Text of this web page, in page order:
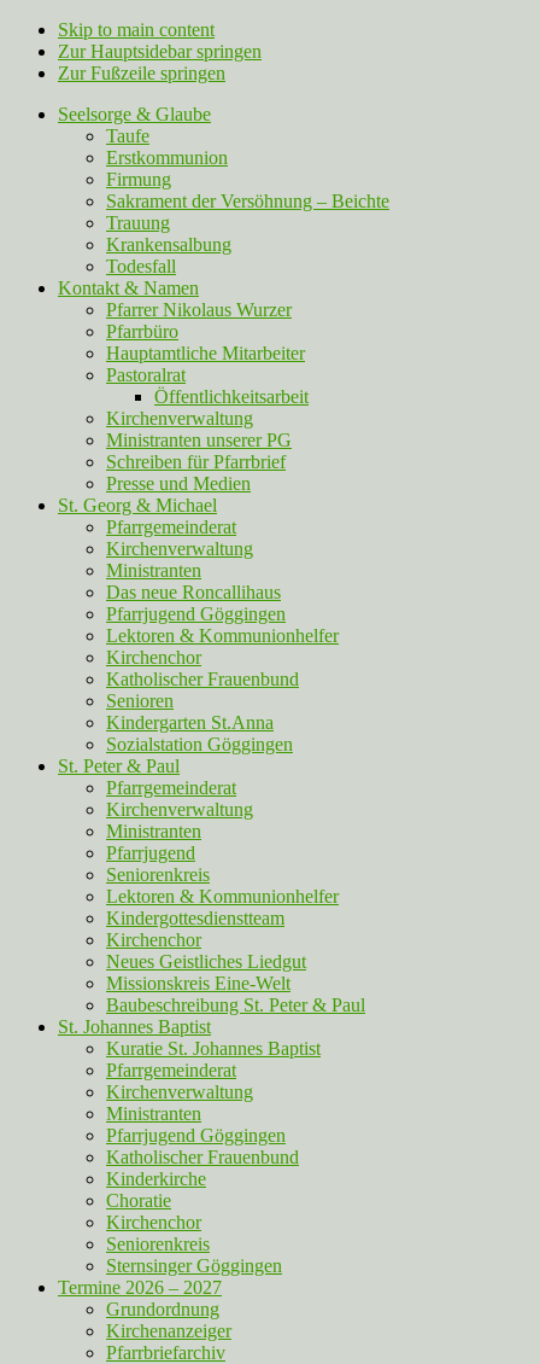
Skip to main content
Zur Hauptsidebar springen
Zur Fußzeile springen
Seelsorge & Glaube
Taufe
Erstkommunion
Firmung
Sakrament der Versöhnung – Beichte
Trauung
Krankensalbung
Todesfall
Kontakt & Namen
Pfarrer Nikolaus Wurzer
Pfarrbüro
Hauptamtliche Mitarbeiter
Pastoralrat
Öffentlichkeitsarbeit
Kirchenverwaltung
Ministranten unserer PG
Schreiben für Pfarrbrief
Presse und Medien
St. Georg & Michael
Pfarrgemeinderat
Kirchenverwaltung
Ministranten
Das neue Roncallihaus
Pfarrjugend Göggingen
Lektoren & Kommunionhelfer
Kirchenchor
Katholischer Frauenbund
Senioren
Kindergarten St.Anna
Sozialstation Göggingen
St. Peter & Paul
Pfarrgemeinderat
Kirchenverwaltung
Ministranten
Pfarrjugend
Seniorenkreis
Lektoren & Kommunionhelfer
Kindergottesdienstteam
Kirchenchor
Neues Geistliches Liedgut
Missionskreis Eine-Welt
Baubeschreibung St. Peter & Paul
St. Johannes Baptist
Kuratie St. Johannes Baptist
Pfarrgemeinderat
Kirchenverwaltung
Ministranten
Pfarrjugend Göggingen
Katholischer Frauenbund
Kinderkirche
Choratie
Kirchenchor
Seniorenkreis
Sternsinger Göggingen
Termine 2026 – 2027
Grundordnung
Kirchenanzeiger
Pfarrbriefarchiv